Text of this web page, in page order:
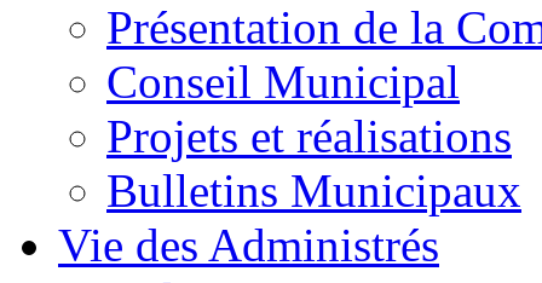
Présentation de la
Conseil Municipal
Projets et réalisations
Bulletins Municipaux
Vie des Administrés